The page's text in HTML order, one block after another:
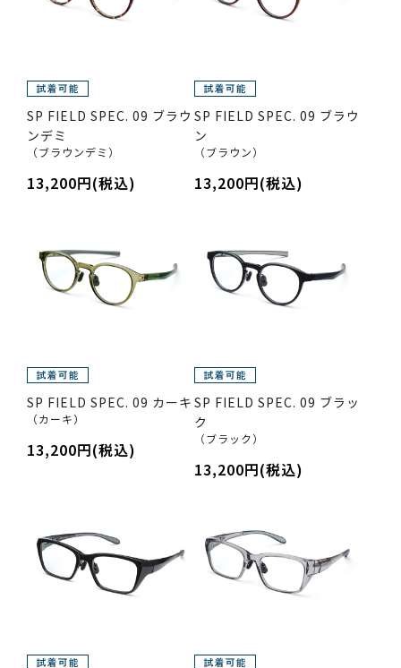
SP FIELD SPEC. 09 ブラウ
ンデミ
（ブラウンデミ）
13,200円(税込)
SP FIELD SPEC. 09 ブラウ
ン
（ブラウン）
13,200円(税込)
SP FIELD SPEC. 09 カーキ
（カーキ）
13,200円(税込)
SP FIELD SPEC. 09 ブラッ
ク
（ブラック）
13,200円(税込)